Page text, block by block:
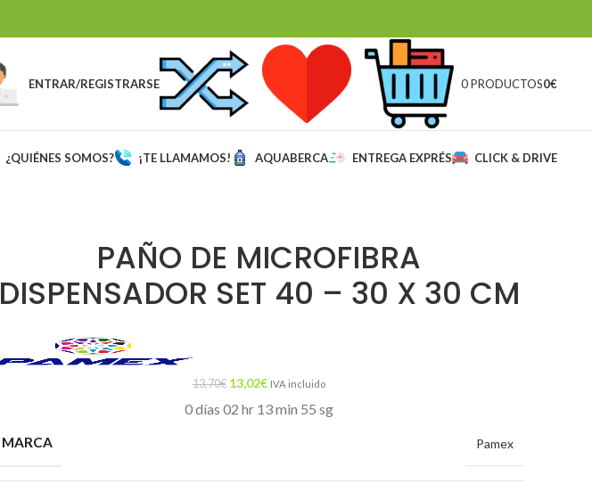
ENTRAR/REGISTRARSE 0 PRODUCTOS0€
¿QUIÉNES SOMOS? ¡TE LLAMAMOS! AQUABERCA ENTREGA EXPRÉS CLICK & DRIVE
PAÑO DE MICROFIBRA
DISPENSADOR SET 40 – 30 X 30 CM
13,70€ 13,02€ IVA incluido
0días 02 hr 13min 55 sg
MARCA Pamex